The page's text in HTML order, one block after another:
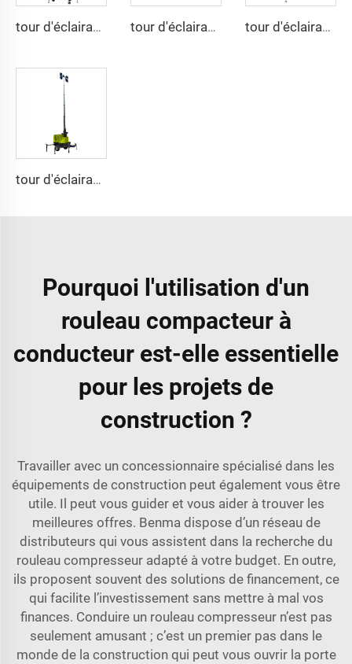
tour d'éclairage hydraulique à levage de 9 mètres 4HVP1600M tour d'éclairage dédiée aux aéroports, type X, 4TN4000B tour d'éclairage solaire à levage de 7 mètres et 9 mètres 4TNVE600
tour d'éclairage électrique à levage de 9 mètres 4TNVH1600
Pourquoi l'utilisation d'un
rouleau compacteur à
conducteur est-elle essentielle
pour les projets de
construction ?
Travailler avec un concessionnaire spécialisé dans les
équipements de construction peut également vous être
utile. Il peut vous guider et vous aider à trouver les
meilleures offres. Benma dispose d’un réseau de
distributeurs qui vous assistent dans la recherche du
rouleau compresseur adapté à votre budget. En outre,
ils proposent souvent des solutions de financement, ce
qui facilite l’investissement sans mettre à mal vos
finances. Conduire un rouleau compresseur n’est pas
seulement amusant ; c’est un premier pas dans le
monde de la construction qui peut vous ouvrir la porte